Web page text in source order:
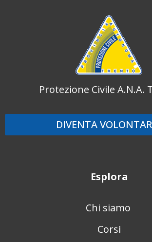
Protezione Civile A.N.A.
DIVENTA
Esplora
Chi siamo
Corsi